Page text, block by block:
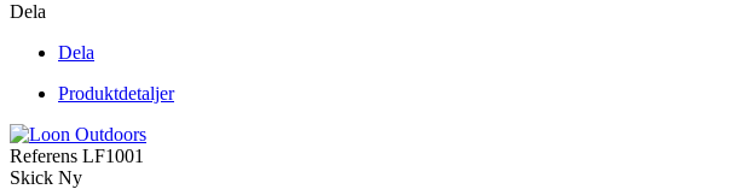
Dela
Dela
Produktdetaljer
Referens LF1001
Skick Ny